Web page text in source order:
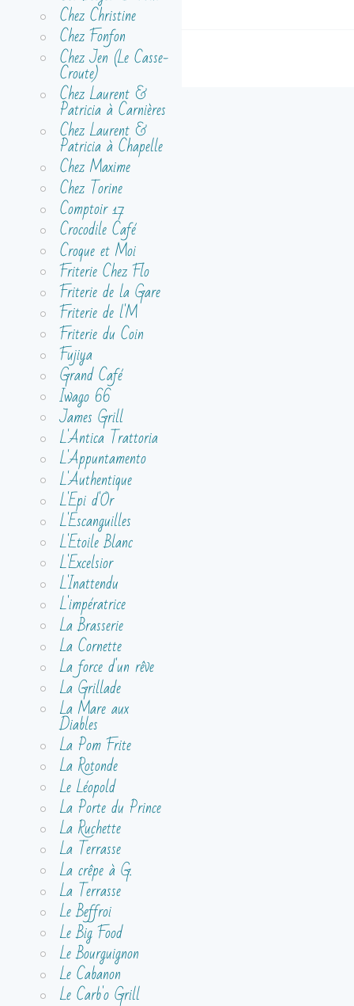
Chez Christine
Chez Fonfon
Chez Jen (Le Casse-
Croute)
Chez Laurent &
Patricia à Carnières
Chez Laurent &
Patricia à Chapelle
Chez Maxime
Chez Torine
Comptoir 17
Crocodile Café
Croque et Moi
Friterie Chez Flo
Friterie de la Gare
Friterie de l'M
Friterie du Coin
Fujiya
Grand Café
Iwago 66
James Grill
L'Antica Trattoria
L'Appuntamento
L'Authentique
L'Epi d'Or
L'Escanguilles
L'Etoile Blanc
L'Excelsior
L'Inattendu
L'impératrice
La Brasserie
La Cornette
La force d'un rêve
La Grillade
La Mare aux
Diables
La Pom Frite
La Rotonde
Le Léopold
La Porte du Prince
La Ruchette
La Terrasse
La crêpe à G.
La Terrasse
Le Beffroi
Le Big Food
Le Bourguignon
Le Cabanon
Le Carb'o Grill